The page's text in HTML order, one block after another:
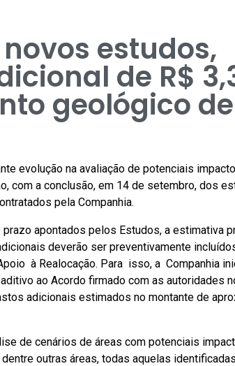
estudos,
de R$
geológico de
evolução na avaliação de potenciais
com a conclusão, em 14 de setembro, dos
pela Companhia.
apontados pelos Estudos, a estimativa
deverão ser preventivamente
à Realocação. Para isso, a Companhia
ao Acordo firmado com as autoridades
adicionais estimados no montante de
de cenários de áreas com potenciais
outras áreas, todas aquelas